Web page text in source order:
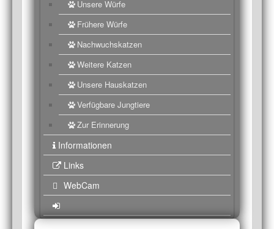
Unsere Würfe
Frühere Würfe
Nachwuchskatzen
Weitere Katzen
Unsere Hauskatzen
Verfügbare Jungtiere
Zur Erinnerung
Informationen
Links
WebCam